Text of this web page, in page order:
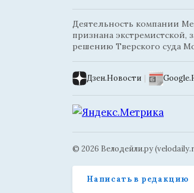
Деятельность компании
признана
решению Тверского суда
Дзен.Новости |
© 2026 Велодейли.ру
Написать в редакцию